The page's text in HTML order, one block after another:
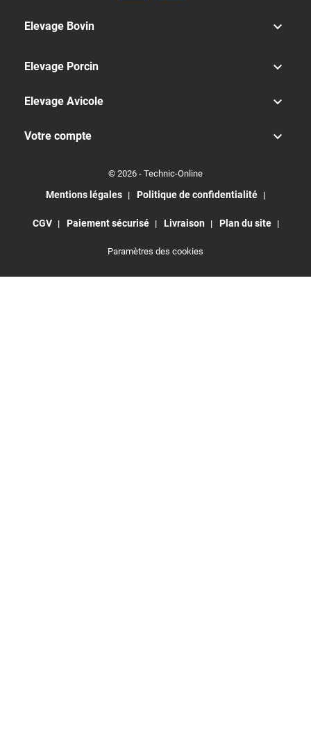
Elevage Bovin 
Elevage Porcin 
Elevage Avicole 
Votre compte 
© 2026 - Technic-Online
Mentions légales Politique de confidentialité
CGV Paiement sécurisé Livraison Plan du site
Paramètres des cookies